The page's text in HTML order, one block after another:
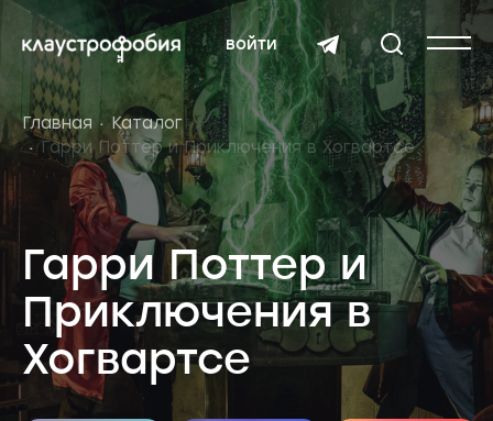
войти
Главная
Каталог
Гарри Поттер и Приключения в Хогвартсе
Гарри Поттер и
Приключения в
Хогвартсе